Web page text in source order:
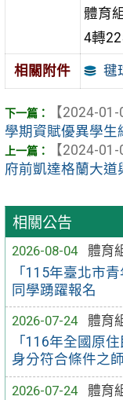
相關公告
2026-08-04
體育
「115年臺北市
同學踴躍報名
2026-07-24
體育
「116年全國原
身分符合條件之
2026-07-24
體育
體育
4轉
相關附件 毽
【2024-01-
學期資賦優異學生
【2024-01-
府前凱達格蘭大道